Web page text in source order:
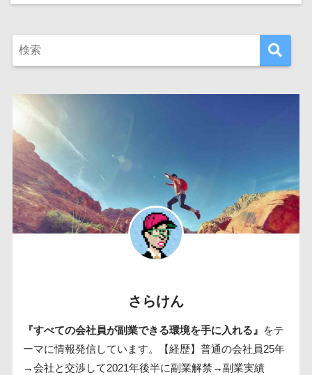
さらけん
『すべての会社員が副業できる環境を手に入れる』
をテ
ーマに情報発信しています。【経歴】普通の会社員25年
→会社と交渉して2021年後半に副業解禁→副業実績